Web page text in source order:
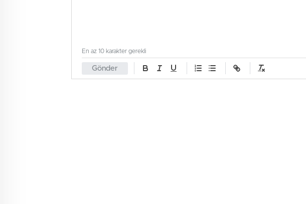
Gönder
En az 10 karakter gerekli